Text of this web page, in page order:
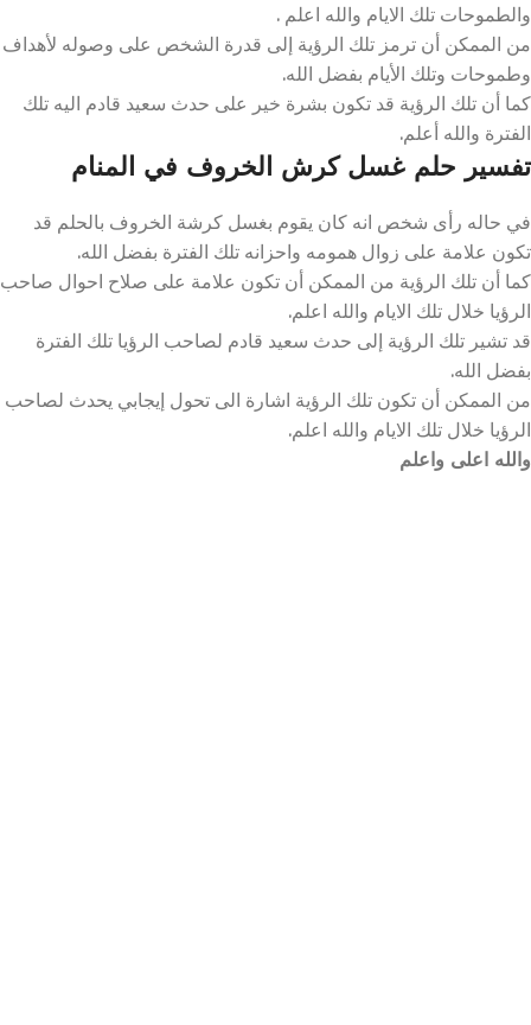
والطموحات تلك الايام والله اعلم .
من الممكن أن ترمز تلك الرؤية إلى قدرة الشخص على وصوله لأهداف
وطموحات وتلك الأيام بفضل الله.
كما أن تلك الرؤية قد تكون بشرة خير على حدث سعيد قادم اليه تلك
الفترة والله أعلم.
تفسير حلم غسل كرش الخروف في المنام
في حاله رأى شخص انه كان يقوم بغسل كرشة الخروف بالحلم قد
تكون علامة على زوال همومه واحزانه تلك الفترة بفضل الله.
كما أن تلك الرؤية من الممكن أن تكون علامة على صلاح احوال صاحب
الرؤيا خلال تلك الايام والله اعلم.
قد تشير تلك الرؤية إلى حدث سعيد قادم لصاحب الرؤيا تلك الفترة
بفضل الله.
من الممكن أن تكون تلك الرؤية اشارة الى تحول إيجابي يحدث لصاحب
الرؤيا خلال تلك الايام والله اعلم.
والله اعلى واعلم